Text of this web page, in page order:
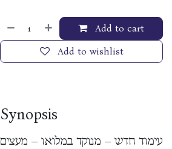
Add to cart
Add to wishlist
Synopsis
עימוד חדש – מנוקד במלואו – מעצים